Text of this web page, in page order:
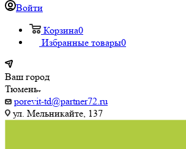
Войти
Корзина0
Избранные товары0
Ваш город
Тюмень
porevit-td@partner72.ru
ул. Мельникайте, 137